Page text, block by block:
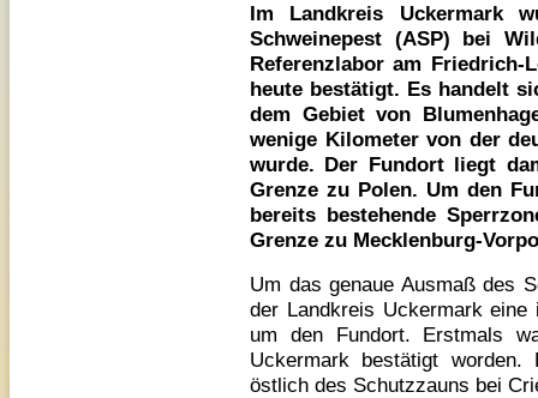
Im Landkreis Uckermark
Schweinepest (ASP) bei
Referenzlabor am
heute bestätigt. Es handelt
dem Gebiet von
wenige Kilometer von der
wurde. Der Fundort liegt
Grenze zu Polen. Um den
bereits bestehende
Grenze zu Mecklenburg-
Um das genaue Ausmaß des
der Landkreis Uckermark eine
um den Fundort. Erstmals
Uckermark bestätigt
östlich des Schutzzauns bei